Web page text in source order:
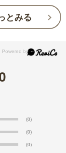
とみる
(0)
(0)
(0)